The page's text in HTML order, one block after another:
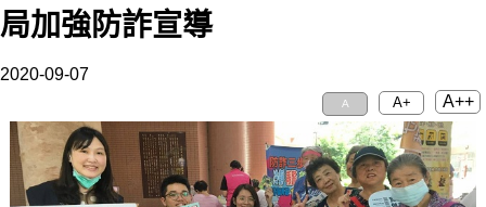
局加強防詐宣導
2020-09-07
A A+ A++